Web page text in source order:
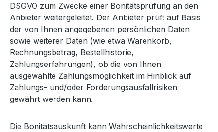
DSGVO zum Zwecke einer Bonitätsprüfung an den
Anbieter weitergeleitet. Der Anbieter prüft auf Basis
der von Ihnen angegebenen persönlichen Daten
sowie weiterer Daten (wie etwa Warenkorb,
Rechnungsbetrag, Bestellhistorie,
Zahlungserfahrungen), ob die von Ihnen
ausgewählte Zahlungsmöglichkeit im Hinblick auf
Zahlungs- und/oder Forderungsausfallrisiken
gewährt werden kann.
Die Bonitätsauskunft kann Wahrscheinlichkeitswerte